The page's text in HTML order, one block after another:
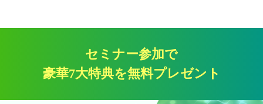
セミナー参加で
豪華7大特典を無料プレゼント